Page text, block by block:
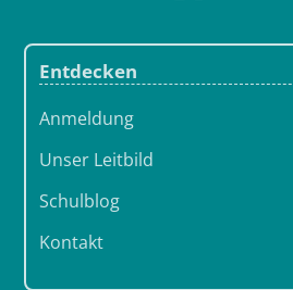
Entdecken
Anmeldung
Unser Leitbild
Schulblog
Kontakt